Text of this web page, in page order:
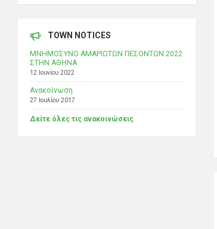
TOWN NOTICES
ΜΝΗΜΟΣΥΝΟ ΑΜΑΡΙΩΤΩΝ ΠΕΣΟΝΤΩΝ 2022
ΣΤΗΝ ΑΘΗΝΑ
12 Ιουνίου 2022
Ανακοίνωση
27 Ιουλίου 2017
Δείτε όλες τις ανακοινώσεις